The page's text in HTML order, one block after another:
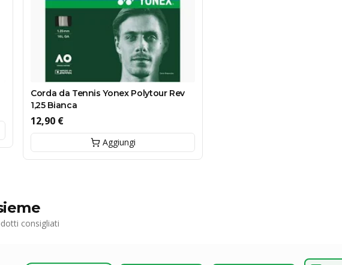
Corda da Tennis Yonex Polytour Rev
1,25 Bianca
12,90 €
Aggiungi
consigliati